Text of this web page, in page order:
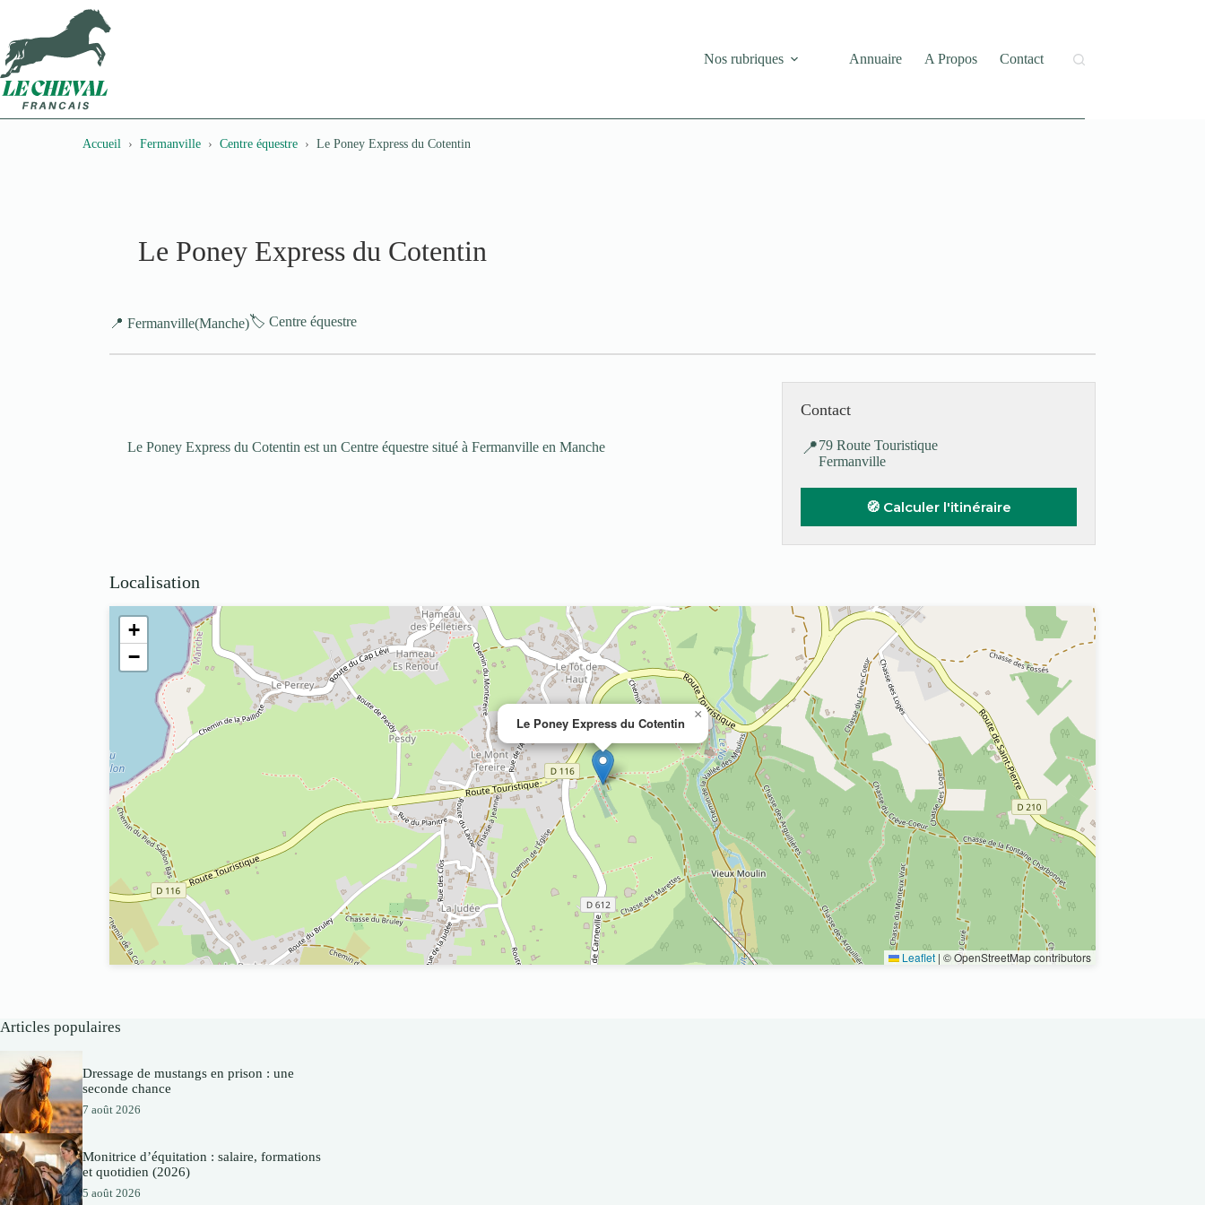
contenu
Nos rubriques
Annuaire A Propos Contact
Accueil Fermanville Centre équestre Le Poney Express du Cotentin
Le Poney Express du Cotentin
📍 Fermanville(Manche)🏷️ Centre équestre
Le Poney Express du Cotentin est un Centre équestre situé à Fermanville en Manche
Contact
📍79 Route Touristique
Fermanville
🧭 Calculer l'itinéraire
Localisation
Le Poney Express du Cotentin
×
+
−
Leaflet | © OpenStreetMap contributors
Articles populaires
Dressage de mustangs en prison : une
seconde chance
7 août 2026
Monitrice d’équitation : salaire, formations
et quotidien (2026)
5 août 2026